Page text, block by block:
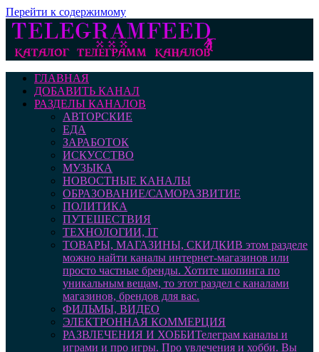
Перейти к содержимому
ГЛАВНАЯ
ДОБАВИТЬ КАНАЛ
РАЗДЕЛЫ КАНАЛОВ
АВТОРСКИЕ
ЕДА
ЗАРАБОТОК
ИСКУССТВО
МУЗЫКА
НОВОСТНЫЕ КАНАЛЫ
ОБРАЗОВАНИЕ/САМОРАЗВИТИЕ
ПОЛИТИКА
ПУТЕШЕСТВИЯ
ТЕХНОЛОГИИ, IT
ТОВАРЫ, МАГАЗИНЫ, СКИДКИВ этом разделе
можно найти каналы интернет-магазинов или
просто частные бренды. Хотите шопинга по
уникальным вещам, то этот раздел с каналами
магазинов, брендов для вас.
ФИЛЬМЫ, ВИДЕО
ЭЛЕКТРОННАЯ КОММЕРЦИЯ
РАЗВЛЕЧЕНИЯ И ХОББИТелеграм каналы и
играми и про игры. Про увлечения и хобби. Вы